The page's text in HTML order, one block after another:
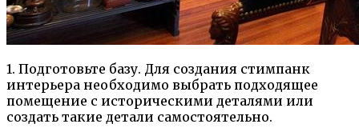
1. Подготовьте базу. Для создания стимпанк
интерьера необходимо выбрать подходящее
помещение с историческими деталями или
создать такие детали самостоятельно.